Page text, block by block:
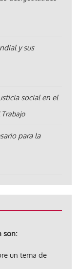
y sus
social en el
para la
son:
un tema de